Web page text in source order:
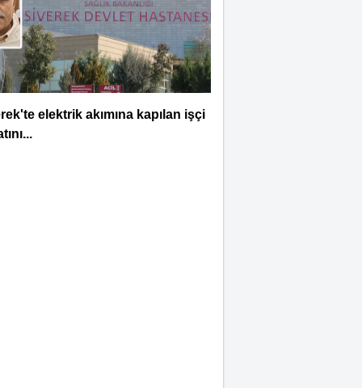
Selahattin İlhan
Sonbayram
SAÂDET Mİ, ŞEKÂVET Mİ?
İNSANIN KADERİNE
Mahmut Hanpolat
elektrik akımına kapılan işçi